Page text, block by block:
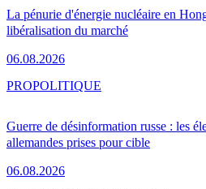
La pénurie d'énergie nucléaire en
libéralisation du marché
06.08.2026
Guerre de désinformation russe : les
allemandes prises pour cible
06.08.2026
PROPOLITIQUE